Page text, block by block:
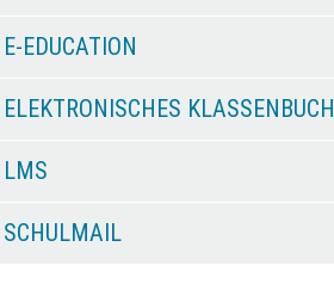
E-EDUCATION
ELEKTRONISCHES KLASSENBUCH
LMS
SCHULMAIL